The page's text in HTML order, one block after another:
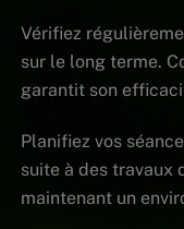
Vérifiez
sur le long terme.
garantit son
Planifiez vos
suite à des travaux
maintenant un